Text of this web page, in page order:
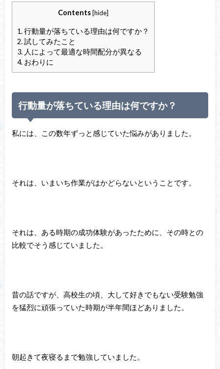
Contents [hide]
1.行動量が落ちている理由は何ですか？
2.試してみたこと
3.人によって最適な時間配分が異なる
4.おわりに
行動量が落ちている理由は何ですか？
私には、この数年ずっと感じていた悩みがありました。
それは、いまいち作業がはかどらないということです。
それは、ある時期の成功体験があったために、その時との
比較でそう感じていました。
昔の話ですが、高校生の頃、大して好きでもない受験勉強
を猛烈に頑張っていた時期が半年間ほどありました。
朝起きて夜寝るまで勉強していました。